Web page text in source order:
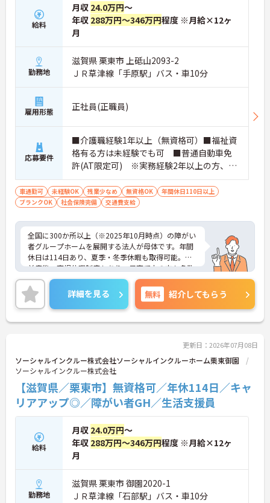
★おすすめPOINT★
・広域支援員として複数のホームを巡るため、各ホ
ームのパートスタッフの教育やサポートにも携わる
ネージャー候補としてのステップアップに直結しま
す。
があり、20代から60代まで幅広い年代が活躍してい
ます。年間休日も114日確保されているため、無理
なく長期的なキャリアを築いていただけます。
・全施設がバリアフリー設計かつ最新設備を備えて
おり、清潔感にあふれた美しい環境です。ハード面
に加え、ソフト面でも「献立の事前決定・レシピ完
備」により現場の負担が大幅に軽減されています。
ご利用者様の安全性はもちろん、働くスタッフにと
っても身体的負担が少なく、高いモチベーションを
保って業務に集中できます。
給料
月収 24.0万円～
年収 288万円～346万円程度 ※月給×12ヶ
月
勤務地
滋賀県 栗東市 上砥山2093-2
ＪＲ草津線「手原駅」バス・車10分
雇用形態 正社員(正職員)
応募要件
■介護職経験1年以上（無資格可）■福祉資
格有る方は未経験でも可 ■普通自動車免
許(AT限定可) ※実務経験2年以上の方、障
がい者福祉に関する経験をお持ちの方大歓
迎
車通勤可 未経験OK 残業少なめ 無資格OK
年間休日110日以上
ブランクOK
社会保険完備 交通費支給
全国に300か所以上（※2025年10月時点）の障がい
者グループホームを展開する法人が母体です。年間
休日は114日あり、夏季・冬季休暇も取得可能。産
前産後・育児休暇制度もあり、子育て中の方も多数
活躍中で、ワークライフバランスを大切にしながら
働ける環境が整っています。研修制度や外部勉強会
の受講支援もあり、スキルアップもしっかりサポー
ト。将来的には管理者やエリアマネージャーへのキ
ャリアアップも目指せます。20代から60代まで幅広
の職場です。介護経験を活かしたい方、福祉の資格
をお持ちの方、安定した法人でキャリアを築きたい
方におすすめです。
★おすすめPOINT★
・生活支援員からスタートし、サービス管理責任者
やエリアマネージャーへと続く明確なステップアッ
プの道筋が用意されています。急成長中の企業であ
るためポストも豊富にあり、専門性を高めながらマ
ネジメント職への挑戦も視野に入れていただけま
す。
かりと整備されています。オンとオフの切り替えを
明確にし、心身ともに充実した状態で長くご活躍い
詳細を見る 無料 紹介してもらう
更新日：2026年07月08日
ソーシャルインクルー株式会社ソーシャルインクルーホーム栗東御園
ソーシャルインクルー株式会社
【滋賀県／栗東市】無資格可／年休114日／キャ
リアアップ◎／障がい者GH／生活支援員
給料
月収 24.0万円～
年収 288万円～346万円程度 ※月給×12ヶ
月
勤務地
滋賀県 栗東市 御園2020-1
ＪＲ草津線「石部駅」バス・車10分